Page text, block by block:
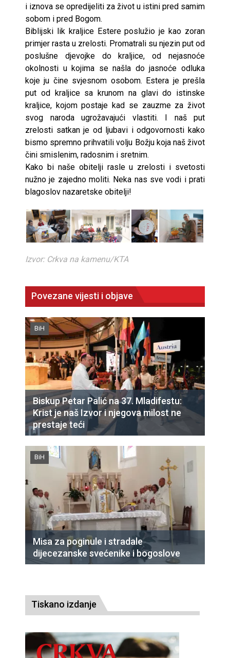
i iznova se opredijeliti za život u istini pred samim
sobom i pred Bogom.
Biblijski lik kraljice Estere poslužio je kao zoran
primjer rasta u zrelosti. Promatrali su njezin put od
poslušne djevojke do kraljice, od nejasnoće
okolnosti u kojima se našla do jasnoće odluka
koje ju čine svjesnom osobom. Estera je prešla
put od kraljice sa krunom na glavi do istinske
kraljice, kojom postaje kad se zauzme za život
svog naroda ugrožavajući vlastiti. I naš put
zrelosti satkan je od ljubavi i odgovornosti kako
bismo spremno prihvatili volju Božju koja naš život
čini smislenim, radosnim i sretnim.
Kako bi naše obitelji rasle u zrelosti i svetosti
nužno je zajedno moliti. Neka nas sve vodi i prati
blagoslov nazaretske obitelji!
Izvor: Crkva na kamenu/KTA
Povezane vijesti i objave
BiH
Biskup Petar Palić na 37. Mladifestu:
Krist je naš Izvor i njegova milost ne
prestaje teći
BiH
Misa za poginule i stradale
dijecezanske svećenike i bogoslove
Tiskano izdanje